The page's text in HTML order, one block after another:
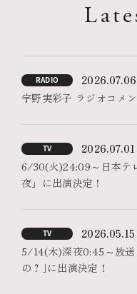
RADIO
宇野実彩子 ラジオコメ
TV
6/30(火)24:09～日本テ
夜」に出演決定！
TV
5/14(木)深夜0:45～放送
の？｣に出演決定！